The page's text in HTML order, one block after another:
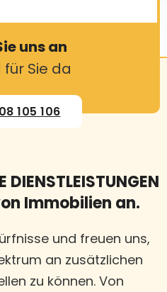
uns an
für Sie da
105 106
Immobilien an.
und freuen uns,
an zusätzlichen
zu können. Von